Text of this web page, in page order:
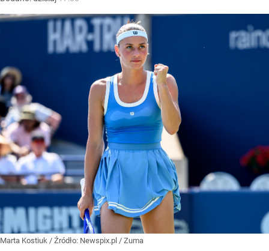
Marta Kostiuk / Źródło: Newspix.pl / Zuma